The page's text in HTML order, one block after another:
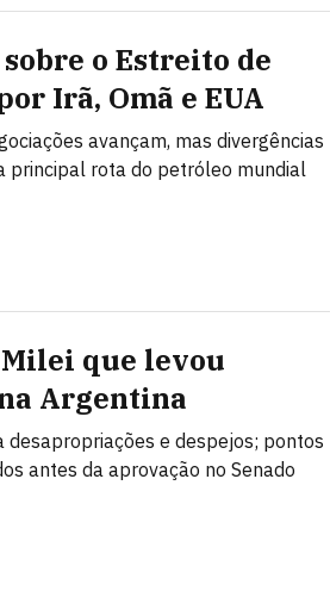
o Estreito de
Irã, Omã e EUA
avançam, mas divergências
principal rota do petróleo mundial
que levou
Argentina
e despejos; pontos
antes da aprovação no Senado